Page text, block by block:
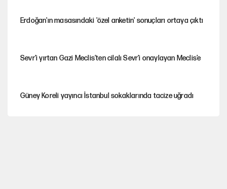
Erdoğan'ın masasındaki 'özel anketin' sonuçları ortaya çıktı
Sevr’i yırtan Gazi Meclis’ten cilalı Sevr’i onaylayan Meclis’e
Güney Koreli yayıncı İstanbul sokaklarında tacize uğradı